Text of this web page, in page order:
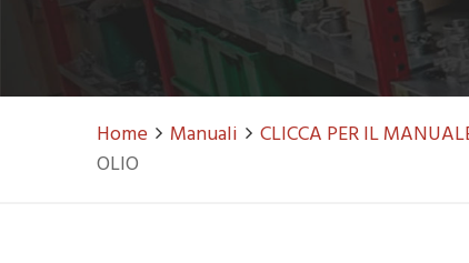
Home Manuali CLICCA PER IL
OLIO